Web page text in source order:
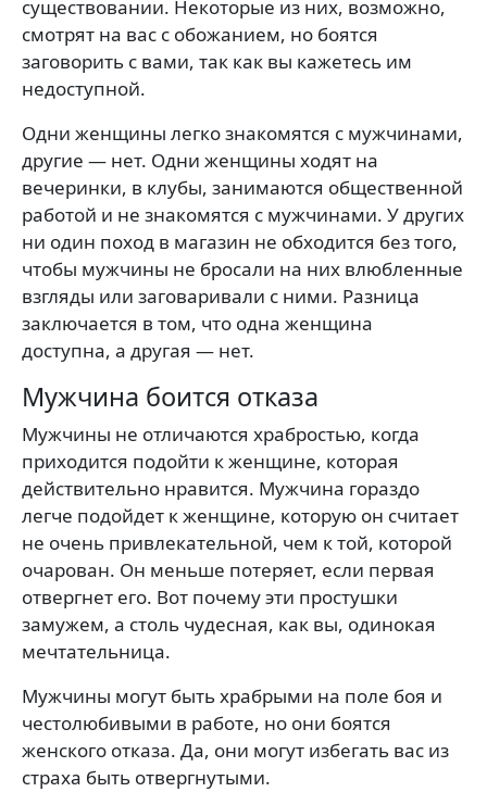
существовании. Некоторые из них, возможно,
смотрят на вас с обожанием, но боятся
заговорить с вами, так как вы кажетесь им
недоступной.
Одни женщины легко знакомятся с мужчинами,
другие — нет. Одни женщины ходят на
вечеринки, в клубы, занимаются общественной
работой и не знакомятся с мужчинами. У других
ни один поход в магазин не обходится без того,
чтобы мужчины не бросали на них влюбленные
взгляды или заговаривали с ними. Разница
заключается в том, что одна женщина
доступна, а другая — нет.
Мужчина боится отказа
Мужчины не отличаются храбростью, когда
приходится подойти к женщине, которая
действительно нравится. Мужчина гораздо
легче подойдет к женщине, которую он считает
не очень привлекательной, чем к той, которой
очарован. Он меньше потеряет, если первая
отвергнет его. Вот почему эти простушки
замужем, а столь чудесная, как вы, одинокая
мечтательница.
Мужчины могут быть храбрыми на поле боя и
честолюбивыми в работе, но они боятся
женского отказа. Да, они могут избегать вас из
страха быть отвергнутыми.